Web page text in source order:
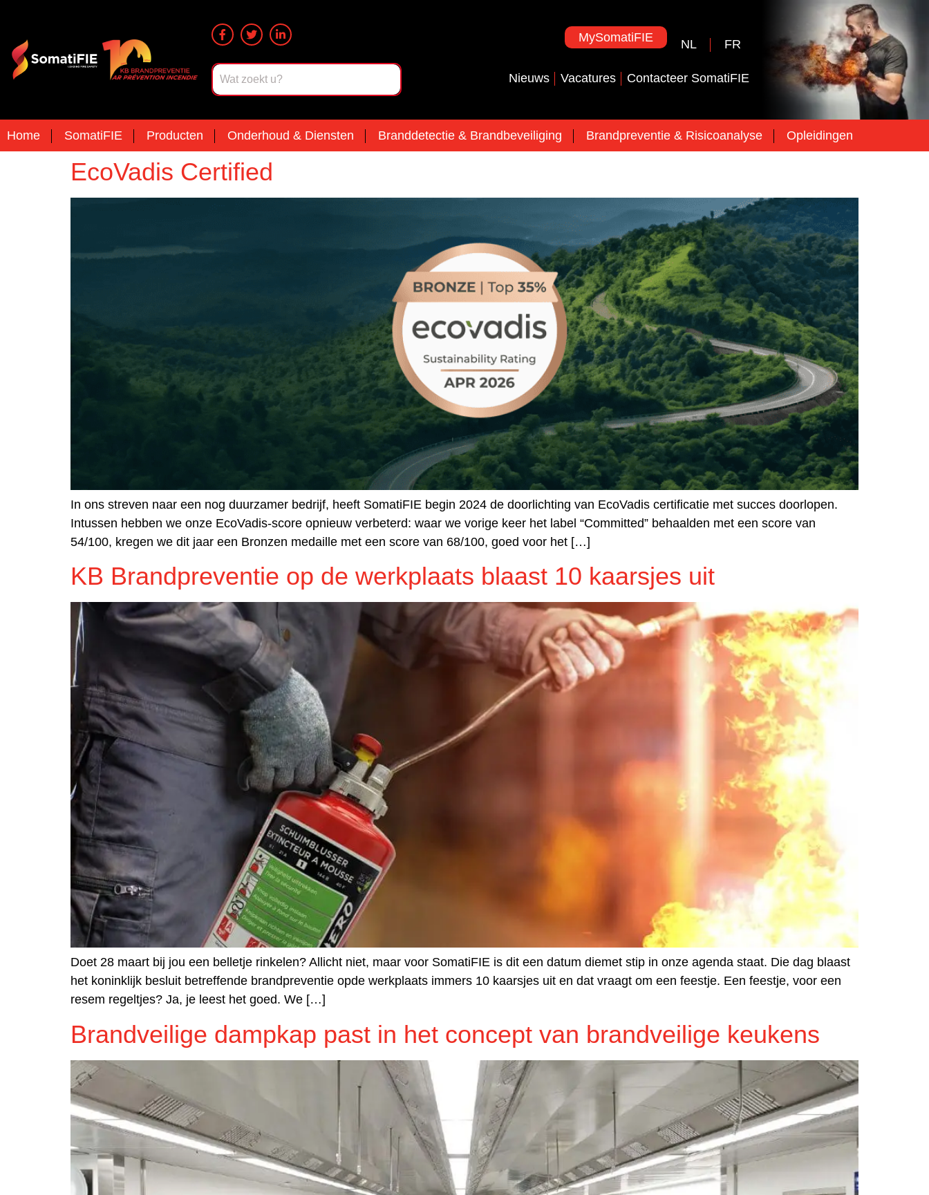
MySomatiFIE NL FR
Nieuws Vacatures Contacteer SomatiFIE
Home SomatiFIE Producten Onderhoud & Diensten Branddetectie & Brandbeveiliging Brandpreventie & Risicoanalyse Opleidingen
EcoVadis Certified
In ons streven naar een nog duurzamer bedrijf, heeft SomatiFIE begin 2024 de doorlichting van EcoVadis certificatie met succes doorlopen.
Intussen hebben we onze EcoVadis-score opnieuw verbeterd: waar we vorige keer het label “Committed” behaalden met een score van
54/100, kregen we dit jaar een Bronzen medaille met een score van 68/100, goed voor het […]
KB Brandpreventie op de werkplaats blaast 10 kaarsjes uit
Doet 28 maart bij jou een belletje rinkelen? Allicht niet, maar voor SomatiFIE is dit een datum diemet stip in onze agenda staat. Die dag blaast
het koninklijk besluit betreffende brandpreventie opde werkplaats immers 10 kaarsjes uit en dat vraagt om een feestje. Een feestje, voor een
resem regeltjes? Ja, je leest het goed. We […]
Brandveilige dampkap past in het concept van brandveilige keukens